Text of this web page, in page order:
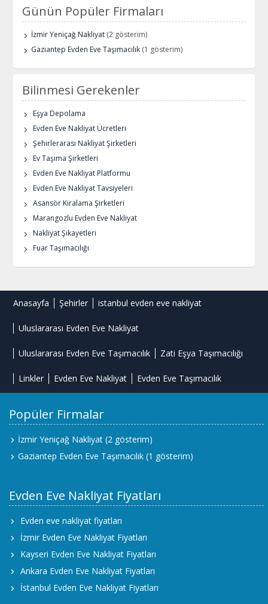
Günün Popüler Firmaları
İzmir Yeniçağ Nakliyat (2 gösterim)
Gaziantep Evden Eve Taşımacılık (1 gösterim)
Bilinmesi Gerekenler
Eşya Depolama
Evden Eve Nakliyat Ücretleri
Şehirlerarası Nakliyat Şirketleri
Ev Taşıma Şirketleri
Evden Eve Nakliyat Platformu
Evden Eve Nakliyat Tavsiyeleri
Asansör Kiralama Şirketleri
Marangozlu Evden Eve Nakliyat
Nakliyat Şikayetleri
Fuar Taşımacılığı
Anasayfa Şehirler istanbul evden eve nakliyat
Uluslararası Evden Eve Nakliyat
Uluslararası Evden Eve Taşımacılık Zati Eşya Taşımacılığı
Linkler Evden Eve Nakliyat Evden Eve Taşımacılık
Popüler Firmalar
İzmir Yeniçağ Nakliyat (2 gösterim)
Gaziantep Evden Eve Taşımacılık (1 gösterim)
Evden Eve Nakliyat Fiyatları
Evden eve nakliyat fiyatları
İzmir Evden Eve Nakliyat Fiyatları
Kayseri Evden Eve Nakliyat Fiyatları
Ankara Evden Eve Nakliyat Fiyatları
İstanbul Evden Eve Nakliyat Fiyatları